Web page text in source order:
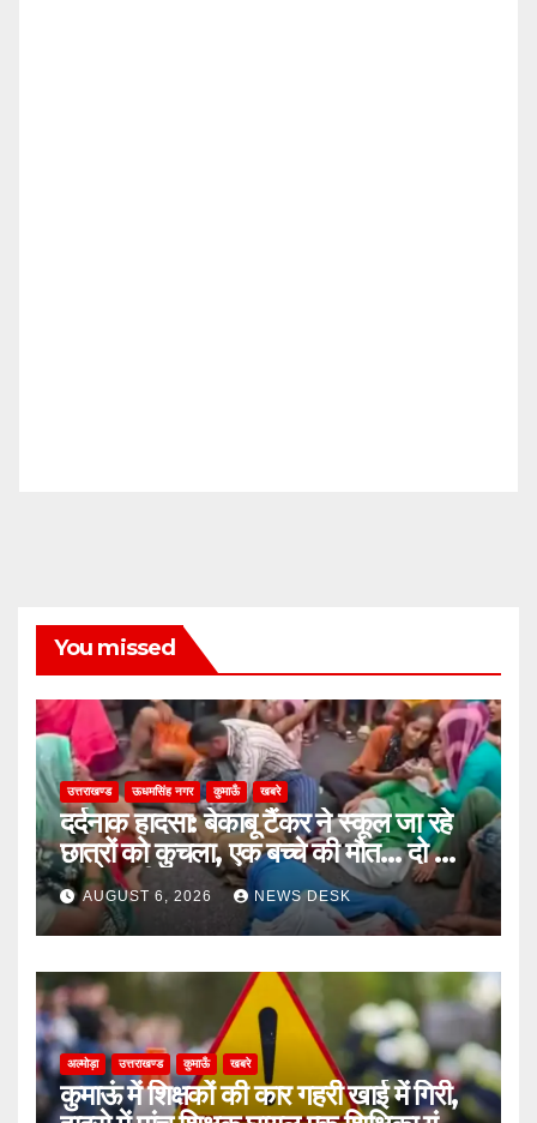
You missed
उत्तराखण्ड ऊधमसिंह नगर कुमाऊँ खबरे
दर्दनाक हादसा: बेकाबू टैंकर ने स्कूल जा रहे
छात्रों को कुचला, एक बच्चे की मौत… दो की
हालत गंभीर
AUGUST 6, 2026 NEWS DESK
अल्मोड़ा उत्तराखण्ड कुमाऊँ खबरे
कुमाऊं में शिक्षकों की कार गहरी खाई में गिरी,